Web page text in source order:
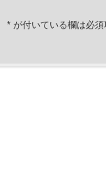
* が付いている欄は必須